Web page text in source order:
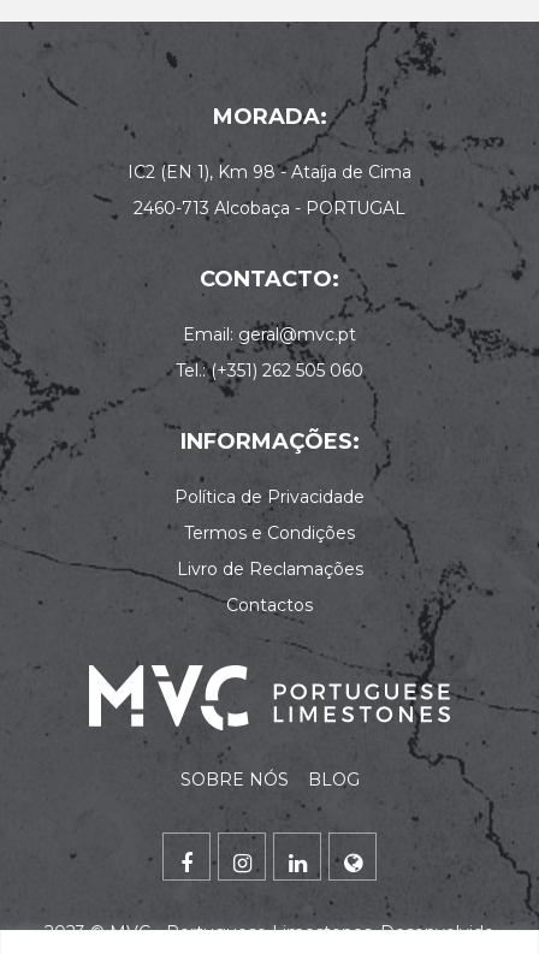
MORADA:
IC2 (EN 1), Km 98 - Ataíja de Cima
2460-713 Alcobaça - PORTUGAL
CONTACTO:
Email: geral@mvc.pt
Tel.: (+351) 262 505 060
INFORMAÇÕES:
Política de Privacidade
Termos e Condições
Livro de Reclamações
Contactos
SOBRE NÓS BLOG
2023 ©MVC - Portuguese Limestones. Desenvolvido